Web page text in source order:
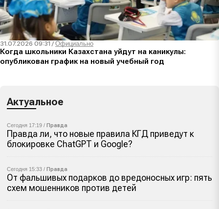
31.07.2026 09:31 /Официально
Когда школьники Казахстана уйдут на каникулы:
опубликован график на новый учебный год
Актуальное
Сегодня 17:19 / Правда
Правда ли, что новые правила КГД приведут к
блокировке ChatGPT и Google?
Сегодня 15:33 / Правда
От фальшивых подарков до вредоносных игр: пять
схем мошенников против детей